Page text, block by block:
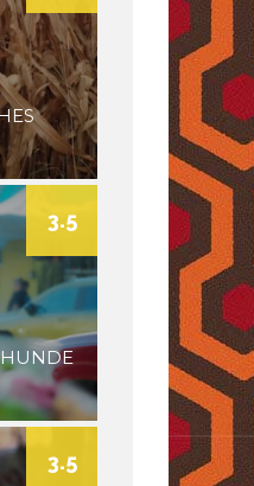
HUNDE
3.5
3.5